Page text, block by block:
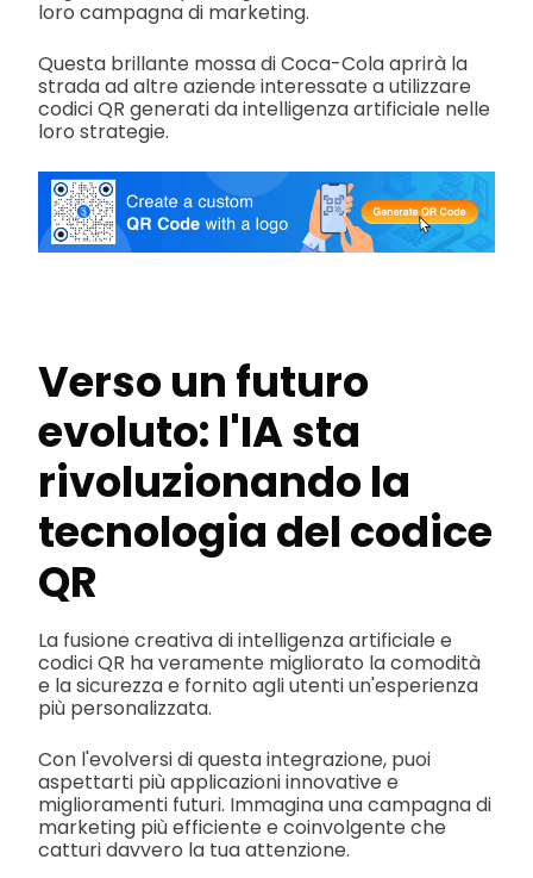
loro campagna di marketing.
Questa brillante mossa di Coca-Cola aprirà la
strada ad altre aziende interessate a utilizzare
codici QR generati da intelligenza artificiale nelle
loro strategie.
Verso un futuro
evoluto: l'IA sta
rivoluzionando la
tecnologia del codice
QR
La fusione creativa di intelligenza artificiale e
codici QR ha veramente migliorato la comodità
e la sicurezza e fornito agli utenti un'esperienza
più personalizzata.
Con l'evolversi di questa integrazione, puoi
aspettarti più applicazioni innovative e
miglioramenti futuri. Immagina una campagna di
marketing più efficiente e coinvolgente che
catturi davvero la tua attenzione.